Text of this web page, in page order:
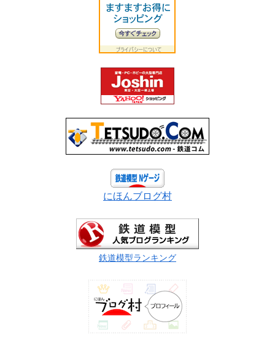
にほんブログ村
鉄道模型ランキング